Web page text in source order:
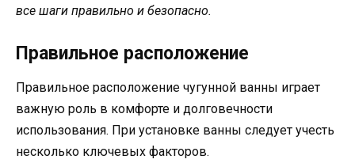
все шаги правильно и безопасно.
Правильное расположение
Правильное расположение чугунной ванны играет
важную роль в комфорте и долговечности
использования. При установке ванны следует учесть
несколько ключевых факторов.